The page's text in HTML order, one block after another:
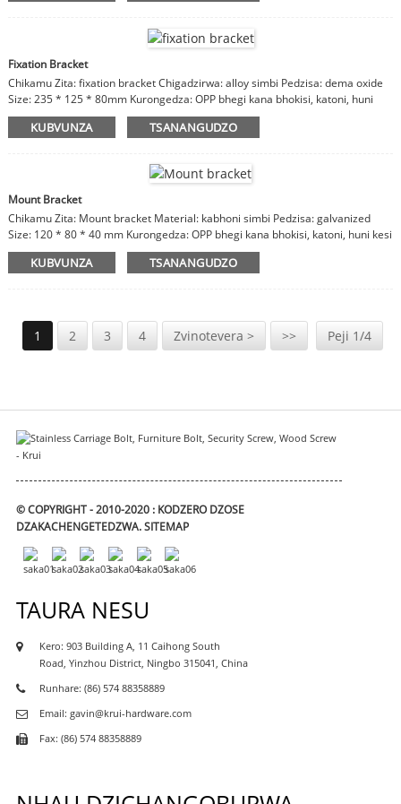
Fixation Bracket
Chikamu Zita: fixation bracket Chigadzirwa: alloy simbi Pedzisa: dema oxide
Size: 235 * 125 * 80mm Kurongedza: OPP bhegi kana bhokisi, katoni, huni
kesi Mazano: zvinhu, kupera, saizi inogoneka.
KUBVUNZA TSANANGUDZO
Mount Bracket
Chikamu Zita: Mount bracket Material: kabhoni simbi Pedzisa: galvanized
Size: 120 * 80 * 40 mm Kurongedza: OPP bhegi kana bhokisi, katoni, huni kesi
Matauriro: zvinhu, kupera, saizi inogoneka.
KUBVUNZA TSANANGUDZO
1 2 3 4 Zvinotevera > >> Peji 1/4
© COPYRIGHT - 2010-2020 : KODZERO DZOSE
DZAKACHENGETEDZWA. SITEMAP
TAURA NESU
Kero: 903 Building A, 11 Caihong South
Road, Yinzhou District, Ningbo 315041, China
Runhare: (86) 574 88358889
Email: gavin@krui-hardware.com
Fax: (86) 574 88358889